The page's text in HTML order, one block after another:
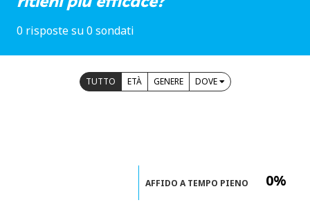
0 risposte su 0 sondati
TUTTO ETÀ GENERE DOVE
0%
AFFIDO A TEMPO PIENO